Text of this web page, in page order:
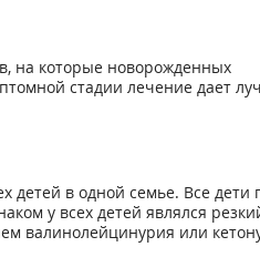
на которые новорожденных
стадии лечение дает
в одной семье. Все
у всех детей являлся
валинолейцинурия или